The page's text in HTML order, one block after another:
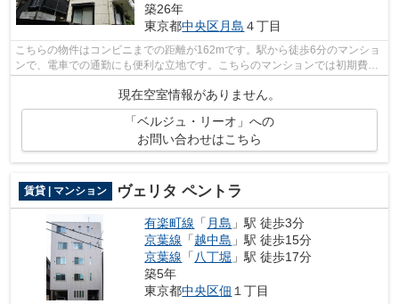
築26年
東京都中央区月島 ４丁目
こちらの物件はコンビニまでの距離が162mです。駅から徒歩6分のマンショ
ンで、電車での通勤にも便利な立地です。こちらのマンションでは初期費用
をカードでお支払いいただけます。周辺...
現在空室情報がありません。
「ベルジュ・リーオ」への
お問い合わせはこちら
賃貸 | マンション ヴェリタ ペントラ
有楽町線 「 月島 」駅 徒歩3分
京葉線 「越中島 」駅 徒歩15分
京葉線 「 八丁堀 」駅 徒歩17分
築5年
東京都中央区佃 １丁目